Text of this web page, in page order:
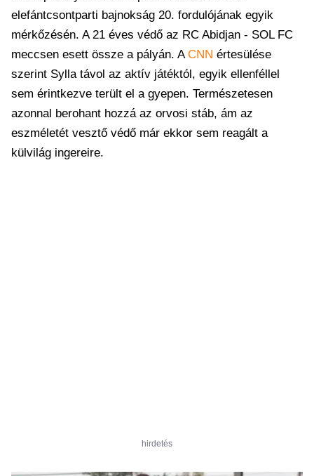
elefántcsontparti bajnokság 20. fordulójának egyik
mérkőzésén. A 21 éves védő az RC Abidjan - SOL FC
meccsen esett össze a pályán. ACNN értesülése
szerint Sylla távol az aktív játéktól, egyik ellenféllel
sem érintkezve terült el a gyepen. Természetesen
azonnal berohant hozzá az orvosi stáb, ám az
eszméletét vesztő védő már ekkor sem reagált a
külvilág ingereire.
hirdetés